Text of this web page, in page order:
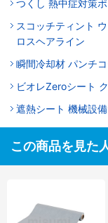
つくし 熱中症対策
スコッチティント
ロスヘアライン
瞬間冷却材 パンチ
ビオレZeroシート
遮熱シート 機械設
この商品を見た